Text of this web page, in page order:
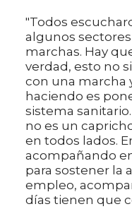
"Todos
algunos
marchas. Hay
verdad, esto no
con una marcha
haciendo es
sistema
no es un
en todos lados.
acompañando
para sostener la
empleo,
días tienen que